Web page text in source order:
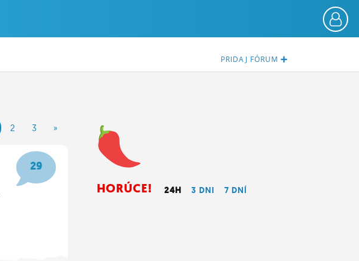
PRIDAJ FÓRUM
2 3 »
29
HORÚCE! 24H 3 DNI 7 DNÍ